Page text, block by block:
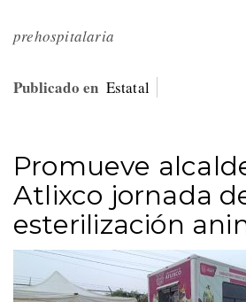
prehospitalaria
Publicado en Estatal
Promueve
Atlixco jornada
esterilización